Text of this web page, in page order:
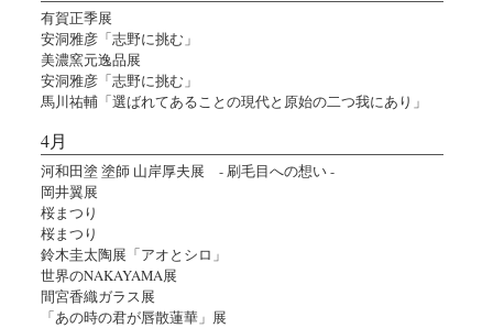
有賀正季展
安洞雅彦「志野に挑む」
美濃窯元逸品展
安洞雅彦「志野に挑む」
馬川祐輔「選ばれてあることの現代と原始の二つ我にあり」
4月
河和田塗 塗師 山岸厚夫展 - 刷毛目への想い -
岡井翼展
桜まつり
桜まつり
鈴木圭太陶展「アオとシロ」
世界のNAKAYAMA展
間宮香織ガラス展
「あの時の君が唇散蓮華」展